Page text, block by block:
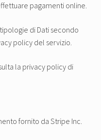
pagamenti online.
di Dati secondo
policy del servizio.
la privacy policy di
fornito da Stripe Inc.